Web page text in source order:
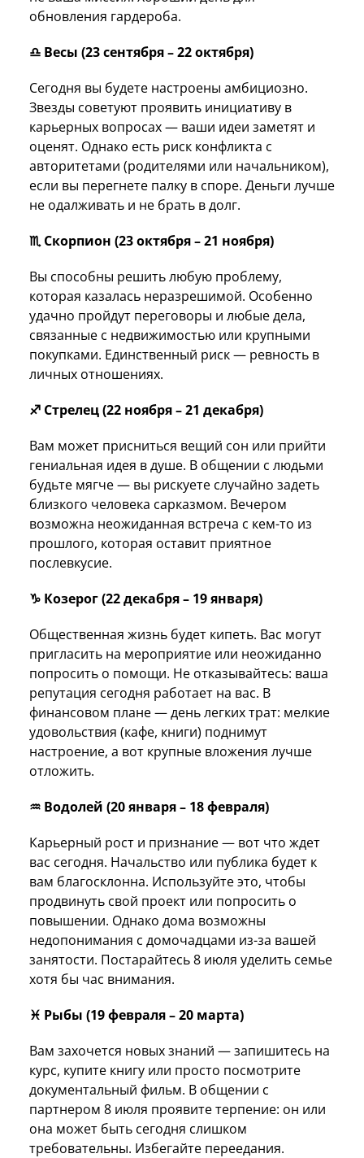
обновления гардероба.
♎ Весы (23 сентября – 22 октября)
Сегодня вы будете настроены амбициозно.
Звезды советуют проявить инициативу в
карьерных вопросах — ваши идеи заметят и
оценят. Однако есть риск конфликта с
авторитетами (родителями или начальником),
если вы перегнете палку в споре. Деньги лучше
не одалживать и не брать в долг.
♏ Скорпион (23 октября – 21 ноября)
Вы способны решить любую проблему,
которая казалась неразрешимой. Особенно
удачно пройдут переговоры и любые дела,
связанные с недвижимостью или крупными
покупками. Единственный риск — ревность в
личных отношениях.
♐ Стрелец (22 ноября – 21 декабря)
Вам может присниться вещий сон или прийти
гениальная идея в душе. В общении с людьми
будьте мягче — вы рискуете случайно задеть
близкого человека сарказмом. Вечером
возможна неожиданная встреча с кем-то из
прошлого, которая оставит приятное
послевкусие.
♑ Козерог (22 декабря – 19 января)
Общественная жизнь будет кипеть. Вас могут
пригласить на мероприятие или неожиданно
попросить о помощи. Не отказывайтесь: ваша
репутация сегодня работает на вас. В
финансовом плане — день легких трат: мелкие
удовольствия (кафе, книги) поднимут
настроение, а вот крупные вложения лучше
отложить.
♒ Водолей (20 января – 18 февраля)
Карьерный рост и признание — вот что ждет
вас сегодня. Начальство или публика будет к
вам благосклонна. Используйте это, чтобы
продвинуть свой проект или попросить о
повышении. Однако дома возможны
недопонимания с домочадцами из-за вашей
занятости. Постарайтесь 8 июля уделить семье
хотя бы час внимания.
♓ Рыбы (19 февраля – 20 марта)
Вам захочется новых знаний — запишитесь на
курс, купите книгу или просто посмотрите
документальный фильм. В общении с
партнером 8 июля проявите терпение: он или
она может быть сегодня слишком
требовательны. Избегайте переедания.